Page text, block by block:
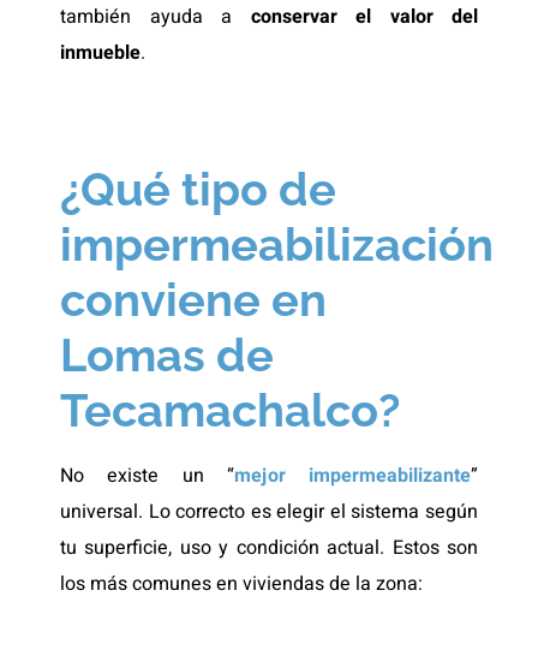
también ayuda a conservar el valor del
inmueble.
¿Qué tipo de
impermeabilización
conviene en
Lomas de
Tecamachalco?
No existe un “mejor impermeabilizante”
universal. Lo correcto es elegir el sistema según
tu superficie, uso y condición actual. Estos son
los más comunes en viviendas de la zona: